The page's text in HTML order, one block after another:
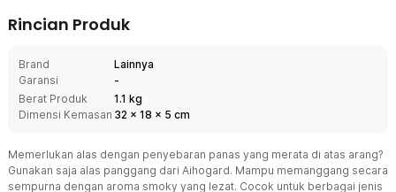
Rincian Produk
Brand
Lainnya
Garansi
-
Berat Produk
1.1 kg
Dimensi Kemasan 32 x 18 x 5 cm
Memerlukan alas dengan penyebaran panas yang merata di atas arang?
Gunakan saja alas panggang dari Aihogard. Mampu memanggang secara
sempurna dengan aroma smoky yang lezat. Cocok untuk berbagai jenis